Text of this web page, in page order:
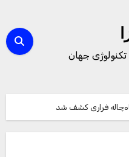
تکنولوژی جهان
فراری کشف شد